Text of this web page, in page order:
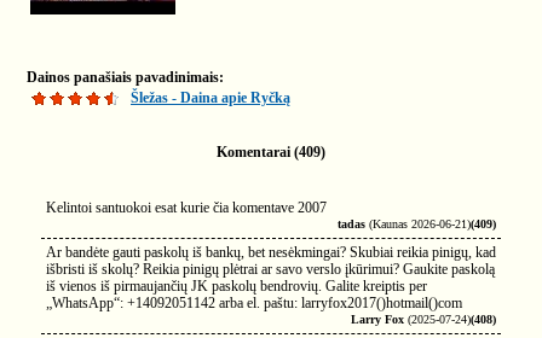
Dainos panašiais pavadinimais:
Šležas - Daina apie Ryčką
Komentarai (409)
Kelintoi santuokoi esat kurie čia komentave 2007
tadas (Kaunas 2026-06-21)(409)
Ar bandėte gauti paskolų iš bankų, bet nesėkmingai? Skubiai reikia pinigų, kad
išbristi iš skolų? Reikia pinigų plėtrai ar savo verslo įkūrimui? Gaukite paskolą
iš vienos iš pirmaujančių JK paskolų bendrovių. Galite kreiptis per
„WhatsApp“: +14092051142 arba el. paštu: larryfox2017()hotmail()com
Larry Fox (2025-07-24)(408)